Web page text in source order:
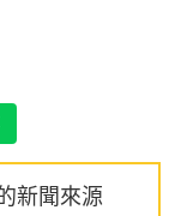
新聞來源